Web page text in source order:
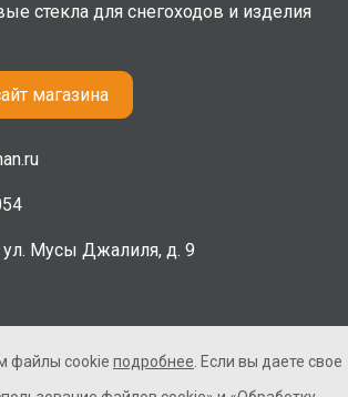
стекла для снегоходов и изделия
магазина
ул. Мусы Джалиля, д. 9
Полиуретан. Все права защищены. Не
файлы cookie подробнее . Если вы даете свое